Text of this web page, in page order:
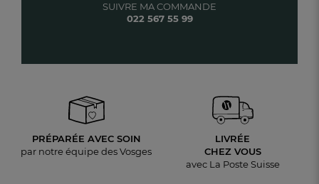
SUIVRE MA COMMANDE
022 567 55 99
PRÉPARÉE AVEC SOIN
par notre équipe des Vosges
LIVRÉE
CHEZ VOUS
avec La Poste Suisse